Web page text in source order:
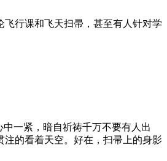
行课和飞天扫帚，甚至有人针对学
一紧，暗自祈祷千万不要有人出
的看着天空。好在，扫帚上的身影